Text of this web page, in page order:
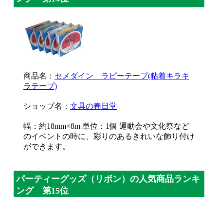
商品名： セメダイン ラピーテープ(粘着キラキ
ラテープ)
ショップ名： 文具の春日堂
幅：約18mm×8m 単位：1個 運動会や文化祭など
のイベントの時に、彩りのあるきれいな飾り付け
ができます。
パーティーグッズ（リボン）の人気商品ランキ
ング 第15位